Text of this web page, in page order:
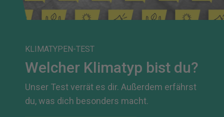
KLIMATYPEN-TEST
Welcher Klimatyp bist du?
Unser Test verrät es dir. Außerdem erfährst
du, was dich besonders macht.